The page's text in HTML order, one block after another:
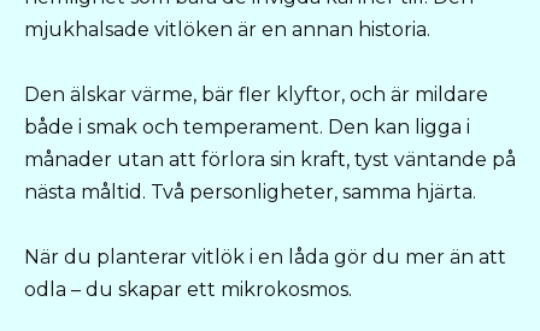
mjukhalsade vitlöken är en annan historia.
Den älskar värme, bär fler klyftor, och är mildare
både i smak och temperament. Den kan ligga i
månader utan att förlora sin kraft, tyst väntande på
nästa måltid. Två personligheter, samma hjärta.
När du planterar vitlök i en låda gör du mer än att
odla – du skapar ett mikrokosmos.